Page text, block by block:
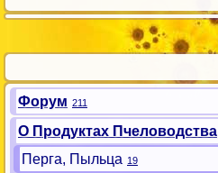
Форум 211
О Продуктах Пчеловодства
Перга, Пыльца 19